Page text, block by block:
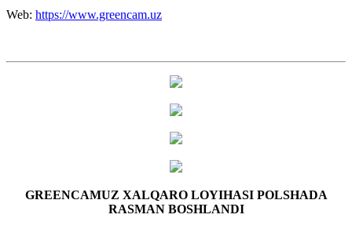
Web: https://www.greencam.uz
GREENCAMUZ XALQARO LOYIHASI POLSHADA
RASMAN BOSHLANDI